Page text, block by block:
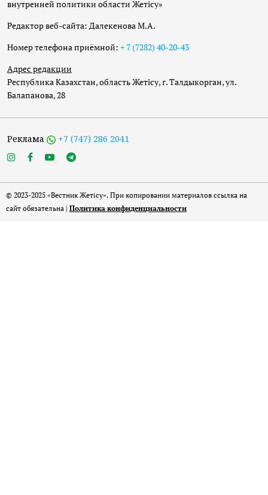
внутренней политики области Жетісу»
Редактор веб-сайта: Далекенова М.А.
Номер телефона приёмной: + 7 (7282) 40-20-43
Адрес редакции
Республика Казахстан, область Жетісу, г. Талдыкорган, ул.
Балапанова, 28
Реклама +7 (747) 286 2041
© 2023-2025 «Вестник Жетісу». При копировании материалов ссылка на
сайт обязательна | Политика конфиденциальности